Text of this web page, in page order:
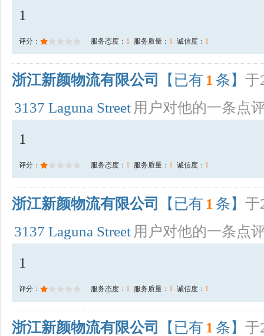
1
评分： 服务态度： 1 服务质量： 1 诚信度： 1
浙江新颜物流有限公司 【已有 1 条】 于
3137 Laguna Street 用户对他的一条点
1
评分： 服务态度： 1 服务质量： 1 诚信度： 1
浙江新颜物流有限公司 【已有 1 条】 于
3137 Laguna Street 用户对他的一条点
1
评分： 服务态度： 1 服务质量： 1 诚信度： 1
浙江新颜物流有限公司 【已有 1 条】 于